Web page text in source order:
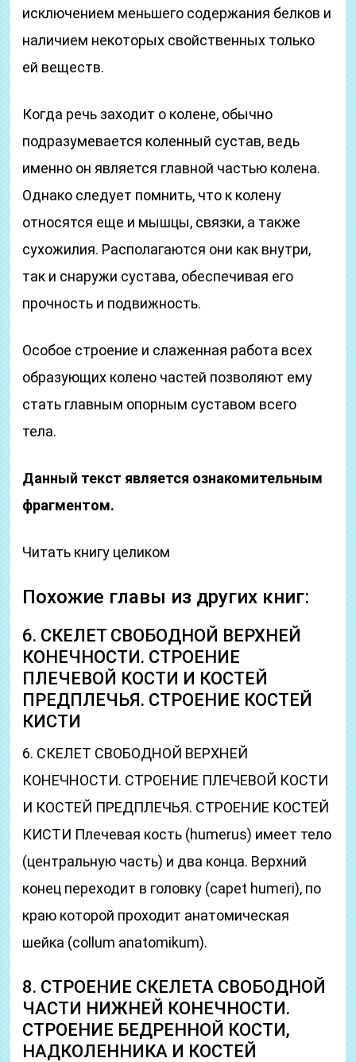
исключением меньшего содержания белков и
наличием некоторых свойственных только
ей веществ.
Когда речь заходит о колене, обычно
подразумевается коленный сустав, ведь
именно он является главной частью колена.
Однако следует помнить, что к колену
относятся еще и мышцы, связки, а также
сухожилия. Располагаются они как внутри,
так и снаружи сустава, обеспечивая его
прочность и подвижность.
Особое строение и слаженная работа всех
образующих колено частей позволяют ему
стать главным опорным суставом всего
тела.
Данный текст является ознакомительным
фрагментом.
Читать книгу целиком
Похожие главы из других книг:
6. СКЕЛЕТ СВОБОДНОЙ ВЕРХНЕЙ
КОНЕЧНОСТИ. СТРОЕНИЕ
ПЛЕЧЕВОЙ КОСТИ И КОСТЕЙ
ПРЕДПЛЕЧЬЯ. СТРОЕНИЕ КОСТЕЙ
КИСТИ
6. СКЕЛЕТ СВОБОДНОЙ ВЕРХНЕЙ
КОНЕЧНОСТИ. СТРОЕНИЕ ПЛЕЧЕВОЙ КОСТИ
И КОСТЕЙ ПРЕДПЛЕЧЬЯ. СТРОЕНИЕ КОСТЕЙ
КИСТИ Плечевая кость (humerus) имеет тело
(центральную часть) и два конца. Верхний
конец переходит в головку (capet humeri), по
краю которой проходит анатомическая
шейка (collum anatomikum).
8. СТРОЕНИЕ СКЕЛЕТА СВОБОДНОЙ
ЧАСТИ НИЖНЕЙ КОНЕЧНОСТИ.
СТРОЕНИЕ БЕДРЕННОЙ КОСТИ,
НАДКОЛЕННИКА И КОСТЕЙ